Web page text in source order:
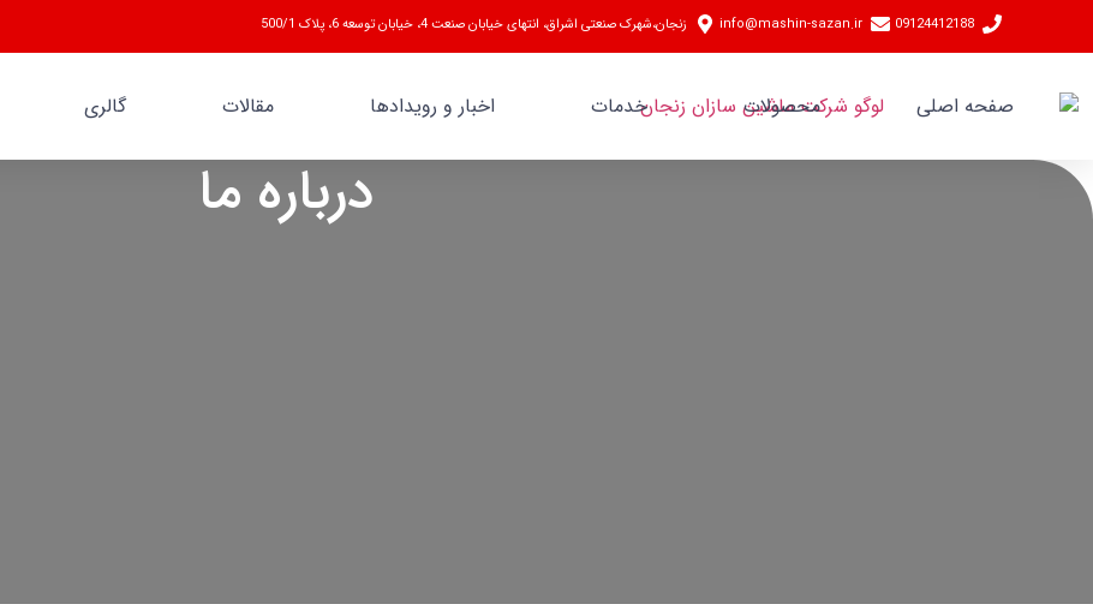
09124412188
info@mashin-sazan.ir زنجان،شهرک صنعتی اشراق، انتهای خیابان صنعت 4، خیابان توسعه 6، پلاک 500/1
صفحه اصلی محصولات خدمات اخبار و رویدادها مقالات گالری
درباره ما